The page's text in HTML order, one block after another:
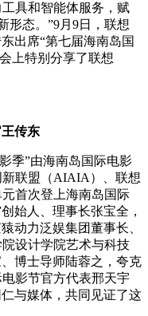
具和智能体服务，赋
形态。”9月9日，联想
出席“第七届海南岛国
上特别分享了联想
传东
季”由海南岛国际电影
联盟（AIAIA）、联想
首次登上海南岛国际
始人、理事长张宝全，
动力泛娱集团董事长、
设计学院艺术与科技
博士导师陆蓉之，夸克
影节官方代表邢天宇
与媒体，共同见证了这